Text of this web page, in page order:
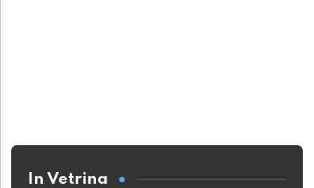
In Vetrina